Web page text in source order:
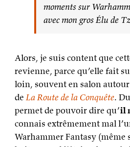
moments sur
avec mon gros Élu de
Alors, je suis content que
revienne, parce qu’elle fait
loin, souvent en salon
de La Route de la Conquête.
permet de pouvoir dire qu’il
connais extrêmement mal
Warhammer Fantasy (même